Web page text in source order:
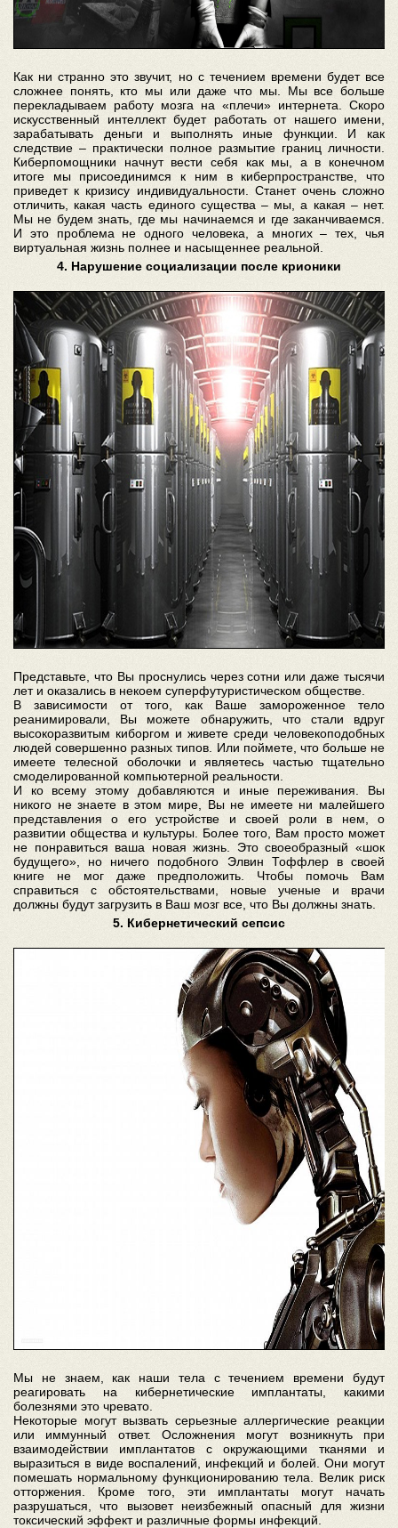
Как ни странно это звучит, но с течением времени будет все
сложнее понять, кто мы или даже что мы. Мы все больше
перекладываем работу мозга на «плечи» интернета. Скоро
искусственный интеллект будет работать от нашего имени,
зарабатывать деньги и выполнять иные функции. И как
следствие – практически полное размытие границ личности.
Киберпомощники начнут вести себя как мы, а в конечном
итоге мы присоединимся к ним в киберпространстве, что
приведет к кризису индивидуальности. Станет очень сложно
отличить, какая часть единого существа – мы, а какая – нет.
Мы не будем знать, где мы начинаемся и где заканчиваемся.
И это проблема не одного человека, а многих – тех, чья
виртуальная жизнь полнее и насыщеннее реальной.
4. Нарушение социализации после крионики
Представьте, что Вы проснулись через сотни или даже тысячи
лет и оказались в некоем суперфутуристическом обществе.
В зависимости от того, как Ваше замороженное тело
реанимировали, Вы можете обнаружить, что стали вдруг
высокоразвитым киборгом и живете среди человекоподобных
людей совершенно разных типов. Или поймете, что больше не
имеете телесной оболочки и являетесь частью тщательно
смоделированной компьютерной реальности.
И ко всему этому добавляются и иные переживания. Вы
никого не знаете в этом мире, Вы не имеете ни малейшего
представления о его устройстве и своей роли в нем, о
развитии общества и культуры. Более того, Вам просто может
не понравиться ваша новая жизнь. Это своеобразный «шок
будущего», но ничего подобного Элвин Тоффлер в своей
книге не мог даже предположить. Чтобы помочь Вам
справиться с обстоятельствами, новые ученые и врачи
должны будут загрузить в Ваш мозг все, что Вы должны знать.
5. Кибернетический сепсис
Мы не знаем, как наши тела с течением времени будут
реагировать на кибернетические имплантаты, какими
болезнями это чревато.
Некоторые могут вызвать серьезные аллергические реакции
или иммунный ответ. Осложнения могут возникнуть при
взаимодействии имплантатов с окружающими тканями и
выразиться в виде воспалений, инфекций и болей. Они могут
помешать нормальному функционированию тела. Велик риск
отторжения. Кроме того, эти имплантаты могут начать
разрушаться, что вызовет неизбежный опасный для жизни
токсический эффект и различные формы инфекций.